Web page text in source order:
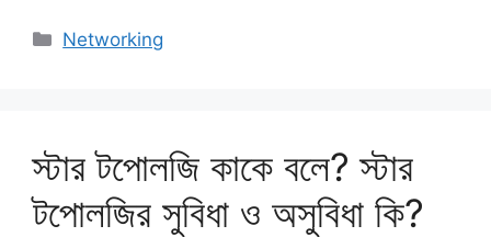
Categories
Networking
স্টার টপোলজি কাকে বলে? স্টার
টপোলজির সুবিধা ও অসুবিধা কি?